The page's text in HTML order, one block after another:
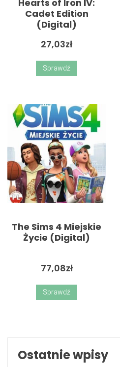
Hearts of Iron IV:
Cadet Edition
(Digital)
27,03zł
Sprawdź
The Sims 4 Miejskie
Życie (Digital)
77,08zł
Sprawdź
Ostatnie wpisy